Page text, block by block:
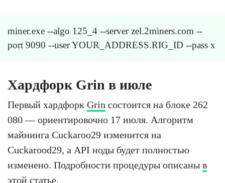
miner.exe --algo 125_4 --server zel.2miners.com --
port 9090 --user YOUR_ADDRESS.RIG_ID --pass x
Хардфорк Grin в июле
Первый хардфорк Grin состоится на блоке 262
080 — ориентировочно 17 июля. Алгоритм
майнинга Cuckaroo29 изменится на
Cuckarood29, а API ноды будет полностью
изменено. Подробности процедуры описаны в
этой статье.